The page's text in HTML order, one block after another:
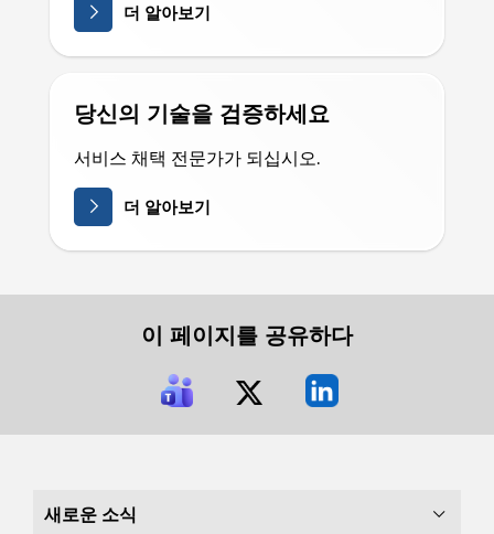
더 알아보기
당신의 기술을 검증하세요
서비스 채택 전문가가 되십시오.
더 알아보기
이 페이지를 공유하다
새로운 소식